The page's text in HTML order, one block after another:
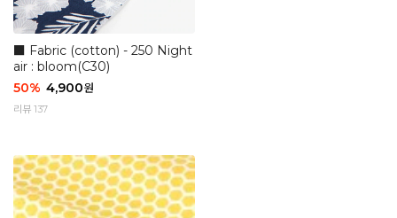
■ Fabric (cotton) - 250 Night
air : bloom(C30)
50% 4,900원
리뷰 137